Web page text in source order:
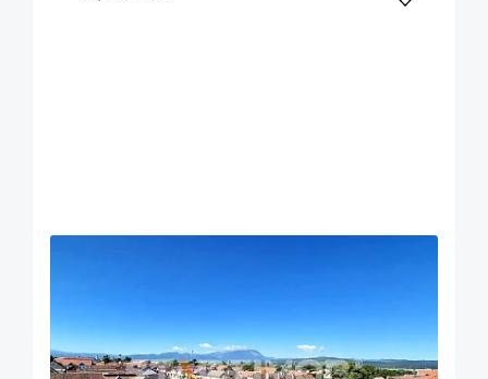
50
m²
1
dormitor
4
Etaj